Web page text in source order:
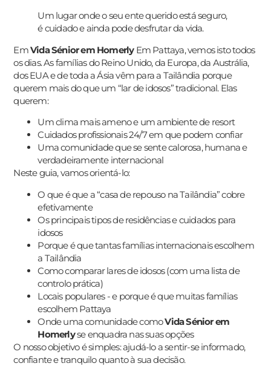
Um lugar onde o seu ente querido está seguro,
é cuidado e ainda pode desfrutar da vida.
EmVida Sénior em HomerlyEm Pattaya, vemos isto todos
os dias. As famílias do Reino Unido, da Europa, da Austrália,
dos EUA e de toda a Ásia vêm para a Tailândia porque
querem mais do que um “lar de idosos” tradicional. Elas
querem:
Um clima mais ameno e um ambiente de resort
Cuidados profissionais 24/7 em que podem confiar
Uma comunidade que se sente calorosa, humana e
verdadeiramente internacional
Neste guia, vamos orientá-lo:
O que é que a “casa de repouso na Tailândia” cobre
efetivamente
Os principais tipos de residências e cuidados para
idosos
Porque é que tantas famílias internacionais escolhem
a Tailândia
Como comparar lares de idosos (com uma lista de
controlo prática)
Locais populares - e porque é que muitas famílias
escolhem Pattaya
Onde uma comunidade comoVida Sénior em
Homerlyse enquadra nas suas opções
O nosso objetivo é simples: ajudá-lo a sentir-se informado,
confiante e tranquilo quanto à sua decisão.